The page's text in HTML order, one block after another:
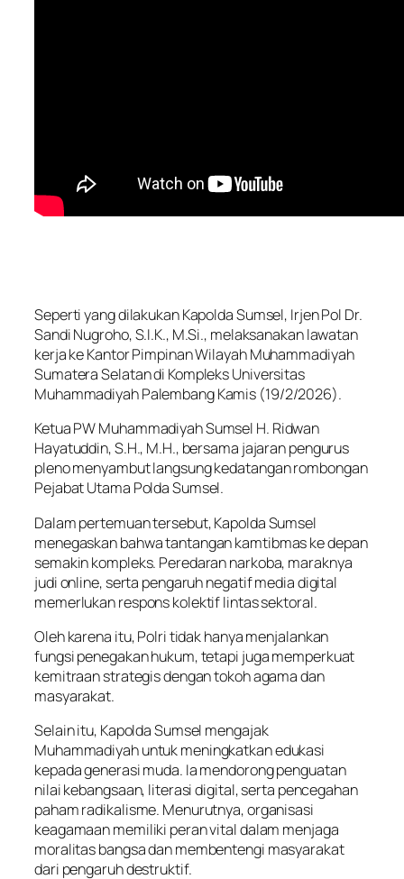
Seperti yang dilakukan Kapolda Sumsel, Irjen Pol Dr.
Sandi Nugroho, S.I.K., M.Si., melaksanakan lawatan
kerja ke Kantor Pimpinan Wilayah Muhammadiyah
Sumatera Selatan di Kompleks Universitas
Muhammadiyah Palembang Kamis (19/2/2026).
Ketua PW Muhammadiyah Sumsel H. Ridwan
Hayatuddin, S.H., M.H., bersama jajaran pengurus
pleno menyambut langsung kedatangan rombongan
Pejabat Utama Polda Sumsel.
Dalam pertemuan tersebut, Kapolda Sumsel
menegaskan bahwa tantangan kamtibmas ke depan
semakin kompleks. Peredaran narkoba, maraknya
judi online, serta pengaruh negatif media digital
memerlukan respons kolektif lintas sektoral.
Oleh karena itu, Polri tidak hanya menjalankan
fungsi penegakan hukum, tetapi juga memperkuat
kemitraan strategis dengan tokoh agama dan
masyarakat.
Selain itu, Kapolda Sumsel mengajak
Muhammadiyah untuk meningkatkan edukasi
kepada generasi muda. Ia mendorong penguatan
nilai kebangsaan, literasi digital, serta pencegahan
paham radikalisme. Menurutnya, organisasi
keagamaan memiliki peran vital dalam menjaga
moralitas bangsa dan membentengi masyarakat
dari pengaruh destruktif.